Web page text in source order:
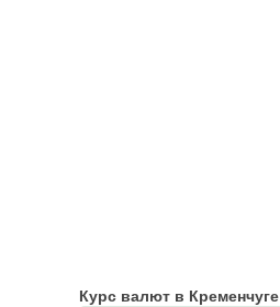
Курс валют в Кременчуге